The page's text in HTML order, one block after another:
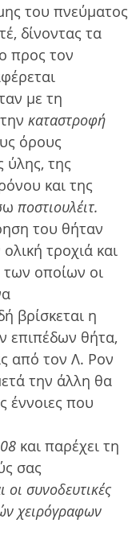
του πνεύµατος
δίνοντας τα
προς τον
με τη
καταστροφή
όρους
ύλης, της
και της
ποστιουλέιτ.
του θήταν
τροχιά και
οποίων οι
βρίσκεται η
επιπέδων θήτα,
από τον Λ. Ρον
την άλλη θα
έννοιες που
και παρέχει τη
σας
οι συνοδευτικές
χειρόγραφων